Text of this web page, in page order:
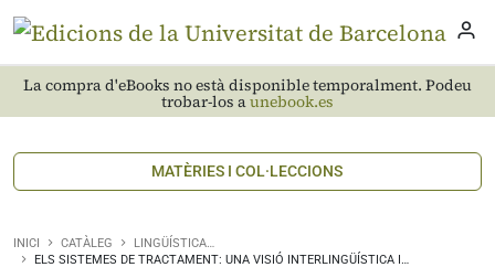
La compra d'eBooks no està disponible temporalment. Podeu
trobar-los aunebook.es
MATÈRIES I COL·LECCIONS
INICI CATÀLEG
LINGÜÍSTICA…
ELS SISTEMES DE TRACTAMENT: UNA VISIÓ INTERLINGÜÍSTICA I…